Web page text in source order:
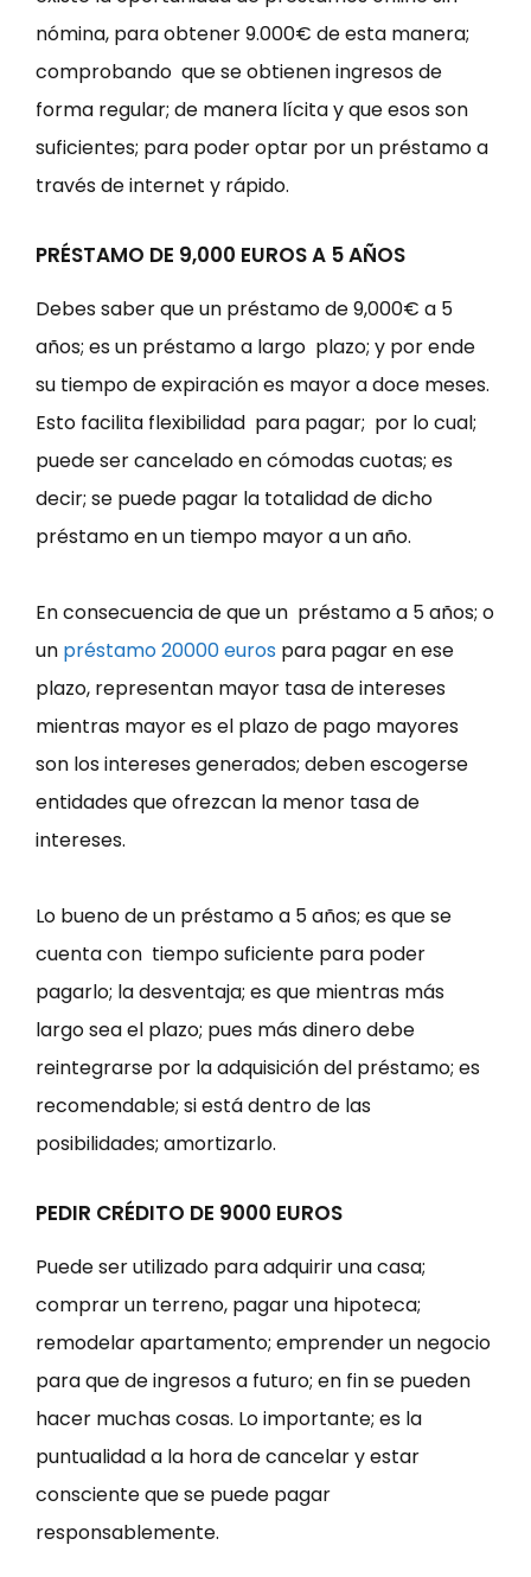
nómina, para obtener 9.000€ de esta manera;
comprobando que se obtienen ingresos de
forma regular; de manera lícita y que esos son
suficientes; para poder optar por un préstamo a
través de internet y rápido.
PRÉSTAMO DE 9,000 EUROS A 5 AÑOS
Debes saber que un préstamo de 9,000€ a 5
años; es un préstamo a largo plazo; y por ende
su tiempo de expiración es mayor a doce meses.
Esto facilita flexibilidad para pagar; por lo cual;
puede ser cancelado en cómodas cuotas; es
decir; se puede pagar la totalidad de dicho
préstamo en un tiempo mayor a un año.
En consecuencia de que un préstamo a 5 años; o
un préstamo 20000 euros para pagar en ese
plazo, representan mayor tasa de intereses
mientras mayor es el plazo de pago mayores
son los intereses generados; deben escogerse
entidades que ofrezcan la menor tasa de
intereses.
Lo bueno de un préstamo a 5 años; es que se
cuenta con tiempo suficiente para poder
pagarlo; la desventaja; es que mientras más
largo sea el plazo; pues más dinero debe
reintegrarse por la adquisición del préstamo; es
recomendable; si está dentro de las
posibilidades; amortizarlo.
PEDIR CRÉDITO DE 9000 EUROS
Puede ser utilizado para adquirir una casa;
comprar un terreno, pagar una hipoteca;
remodelar apartamento; emprender un negocio
para que de ingresos a futuro; en fin se pueden
hacer muchas cosas. Lo importante; es la
puntualidad a la hora de cancelar y estar
consciente que se puede pagar
responsablemente.